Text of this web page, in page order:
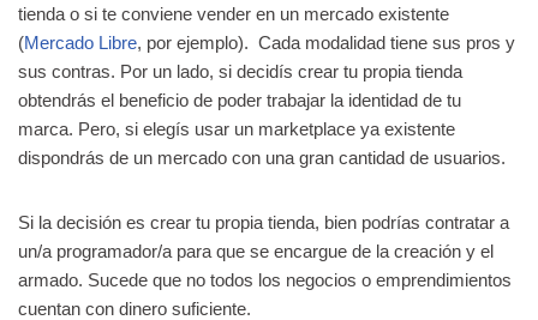
tienda o si te conviene vender en un mercado existente
(Mercado Libre, por ejemplo). Cada modalidad tiene sus pros y
sus contras. Por un lado, si decidís crear tu propia tienda
obtendrás el beneficio de poder trabajar la identidad de tu
marca. Pero, si elegís usar un marketplace ya existente
dispondrás de un mercado con una gran cantidad de usuarios.
Si la decisión es crear tu propia tienda, bien podrías contratar a
un/a programador/a para que se encargue de la creación y el
armado. Sucede que no todos los negocios o emprendimientos
cuentan con dinero suficiente.